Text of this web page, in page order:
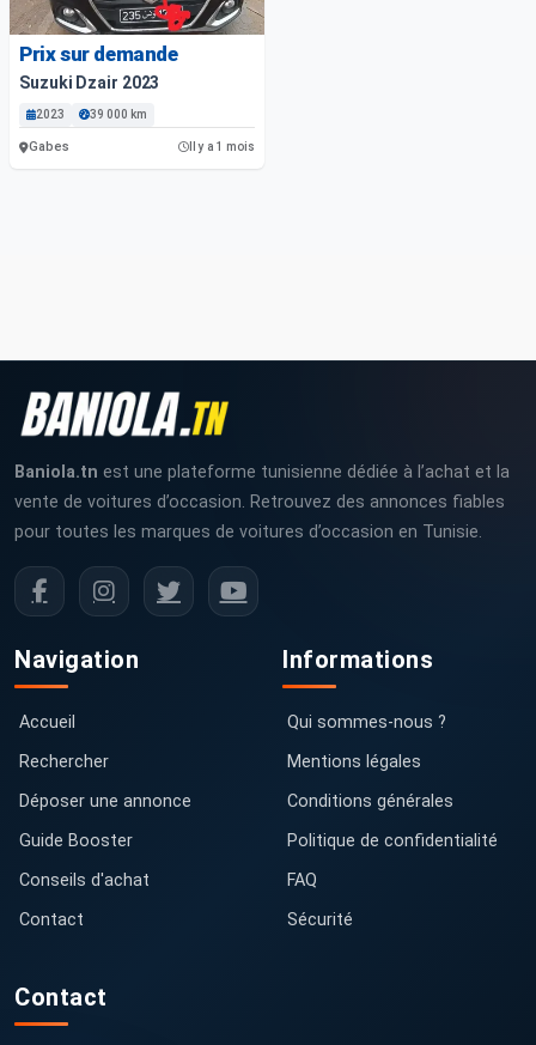
Prix sur demande
Suzuki Dzair 2023
2023 39 000 km
Gabes Il y a 1 mois
Baniola.tn est une plateforme tunisienne dédiée à l’achat et la
vente de voitures d’occasion. Retrouvez des annonces fiables
pour toutes les marques de voitures d’occasion en Tunisie.
Navigation
Accueil
Rechercher
Déposer une annonce
Guide Booster
Conseils d'achat
Contact
Informations
Qui sommes-nous ?
Mentions légales
Conditions générales
Politique de confidentialité
FAQ
Sécurité
Contact